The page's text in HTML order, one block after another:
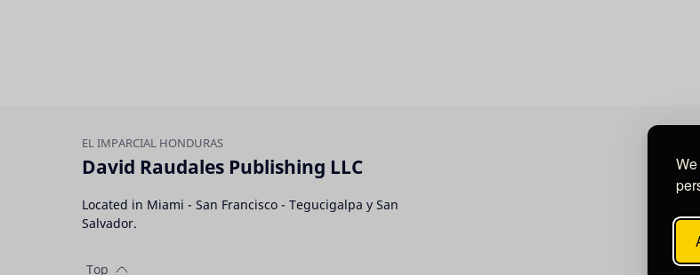
David Raudales Publishing LLC
Located in Miami - San Francisco - Tegucigalpa y San
Salvador.